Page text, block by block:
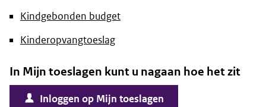
Kindgebonden budget
Kinderopvangtoeslag
In Mijn toeslagen kunt u nagaan hoe het zit
Inloggen op Mijn toeslagen